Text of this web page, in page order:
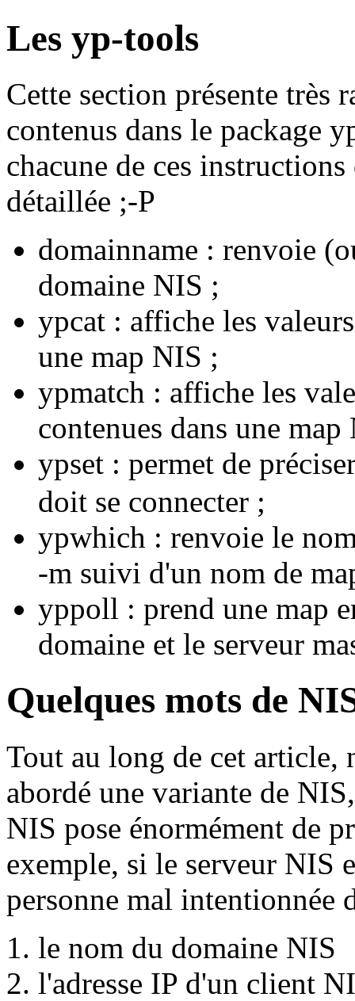
Les yp-tools
Cette section présente très
contenus dans le package
chacune de ces
détaillée ;-P
domainname : renvoie
domaine NIS ;
ypcat : affiche les
une map NIS ;
ypmatch : affiche les
contenues dans une
ypset : permet de
doit se connecter ;
ypwhich : renvoie le
-m suivi d'un nom de
yppoll : prend une map
domaine et le serveur
Quelques mots de
Tout au long de cet article,
abordé une variante de
NIS pose énormément de
exemple, si le serveur NIS
personne mal intentionnée
le nom du domaine NIS
l'adresse IP d'un client